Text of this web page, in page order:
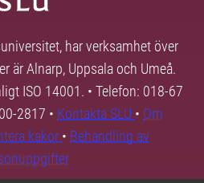
har verksamhet över
är Alnarp, Uppsala och Umeå.
ISO 14001. • Telefon: 018-67
2817 • Kontakta SLU • Om
kakor • Behandling av